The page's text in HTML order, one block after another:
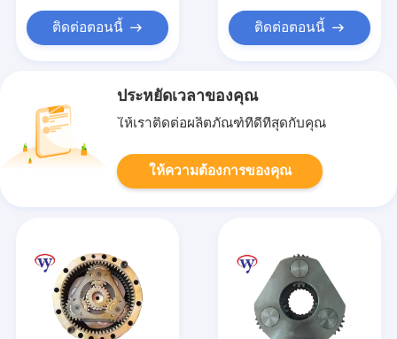
ติดต่อตอนนี้ ติดต่อตอนนี้
ประหยัดเวลาของคุณ
ให้เราติดต่อผลิตภัณฑ์ที่ดีที่สุดกับคุณ
ให้ความต้องการของคุณ